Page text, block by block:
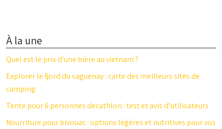
À la une
Quel est le prix d’une bière au vietnam ?
Explorer le fjord du saguenay : carte des meilleurs sites de
camping
Tente pour 6 personnes decathlon : test et avis d’utilisateurs
Nourriture pour bivouac : options légères et nutritives pour vos